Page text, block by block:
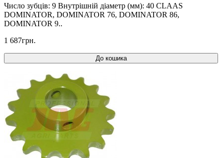
Число зубців: 9 Внутрішній діаметр (мм): 40 CLAAS
DOMINATOR, DOMINATOR 76, DOMINATOR 86,
DOMINATOR 9..
1 687грн.
До кошика